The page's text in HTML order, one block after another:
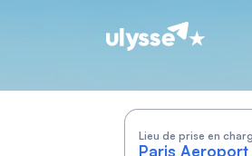
Lieu de prise en